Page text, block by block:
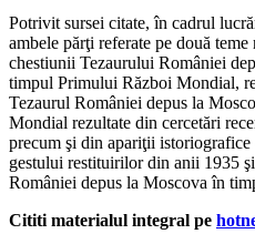
Potrivit sursei citate, în cadrul
ambele părţi referate pe două
chestiunii Tezaurului României
timpul Primului Război Mondial,
Tezaurul României depus la
Mondial rezultate din cercetări
precum şi din apariţii istoriografice
gestului restituirilor din anii 1935
României depus la Moscova în
Cititi materialul integral pe